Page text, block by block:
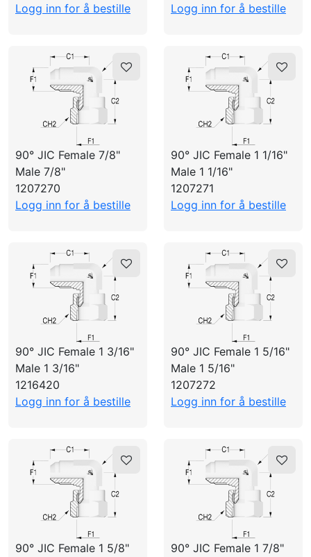
Logg inn for å bestille
Logg inn for å bestille
90° JIC Female 7/8"
Male 7/8"
1207270
Logg inn for å bestille
90° JIC Female 1 1/16"
Male 1 1/16"
1207271
Logg inn for å bestille
90° JIC Female 1 3/16"
Male 1 3/16"
1216420
Logg inn for å bestille
90° JIC Female 1 5/16"
Male 1 5/16"
1207272
Logg inn for å bestille
90° JIC Female 1 5/8"
90° JIC Female 1 7/8"